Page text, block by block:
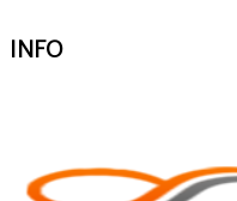
INFO